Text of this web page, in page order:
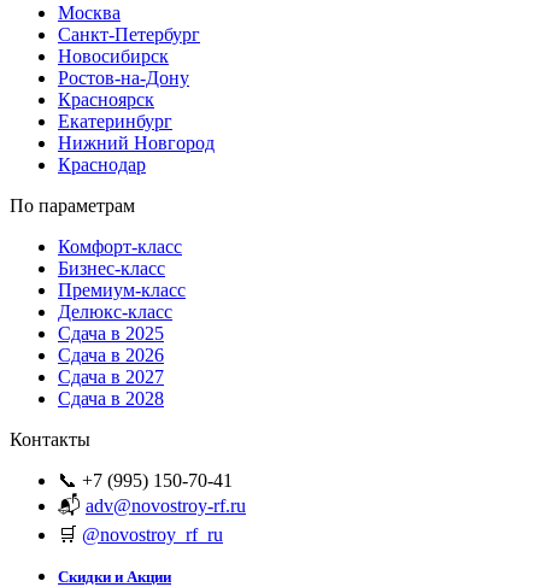
Москва
Санкт-Петербург
Новосибирск
Ростов-на-Дону
Красноярск
Екатеринбург
Нижний Новгород
Краснодар
По параметрам
Комфорт-класс
Бизнес-класс
Премиум-класс
Делюкс-класс
Сдача в 2025
Сдача в 2026
Сдача в 2027
Сдача в 2028
Контакты
📞 +7 (995) 150-70-41
📬 adv@novostroy-rf.ru
🛒 @novostroy_rf_ru
Скидки и Акции